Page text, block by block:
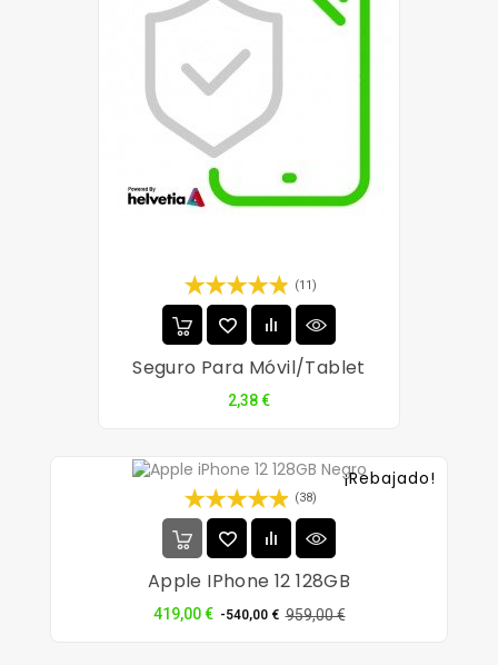
(11)
Seguro Para Móvil/tablet
2,38 €Precio
¡Rebajado!
(38)
Apple IPhone 12 128GB
419,00 € Precio
-540,00 € 959,00 €Precio